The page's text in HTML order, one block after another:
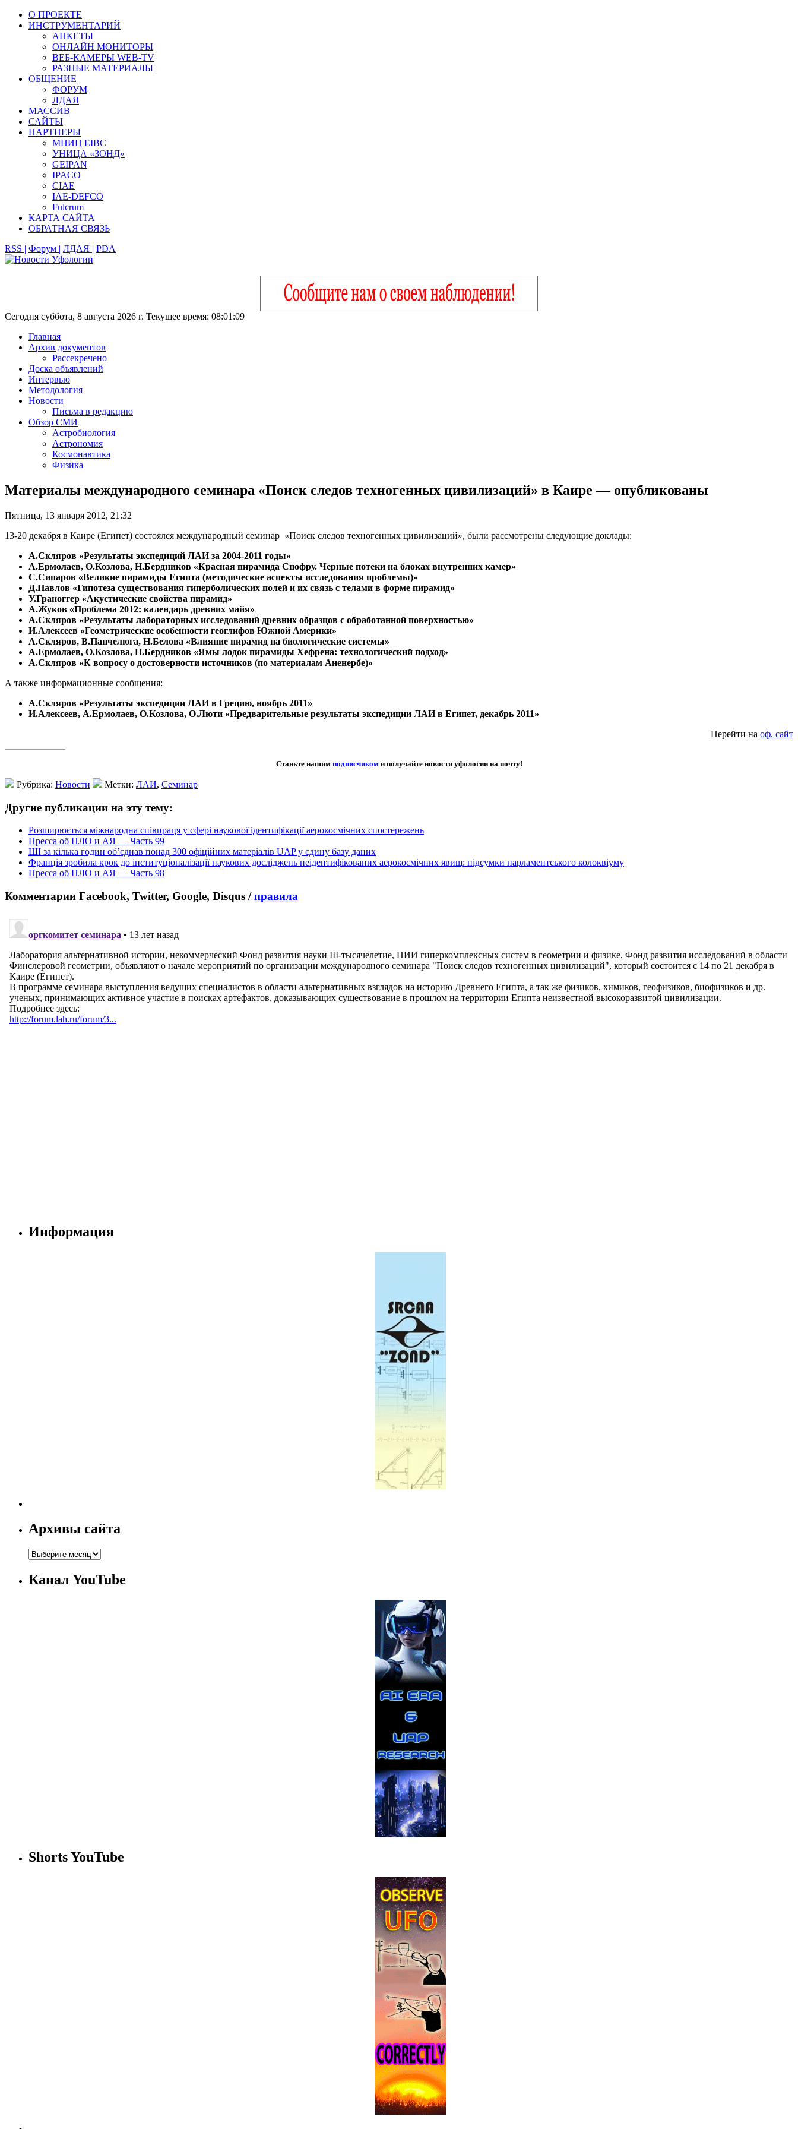
О ПРОЕКТЕ
ИНСТРУМЕНТАРИЙ
АНКЕТЫ
ОНЛАЙН МОНИТОРЫ
ВЕБ-КАМЕРЫ WEB-TV
РАЗНЫЕ МАТЕРИАЛЫ
ОБЩЕНИЕ
ФОРУМ
ЛДАЯ
МАССИВ
САЙТЫ
ПАРТНЕРЫ
МНИЦ EIBC
УНИЦА «ЗОНД»
GEIPAN
IPACO
CIAE
IAE-DEFCO
Fulcrum
КАРТА САЙТА
ОБРАТНАЯ СВЯЗЬ
RSS | Форум | ЛДАЯ | PDA
Сегодня суббота, 8 августа 2026 г. Текущее время: 08:01:10
Главная
Архив документов
Рассекречено
Доска объявлений
Интервью
Методология
Новости
Письма в редакцию
Обзор СМИ
Астробиология
Астрономия
Космонавтика
Физика
Материалы международного семинара «Поиск следов техногенных цивилизаций» в Каире — опубликованы
Пятница, 13 января 2012, 21:32
13-20 декабря в Каире (Египет) состоялся международный семинар «Поиск следов техногенных цивилизаций», были рассмотрены следующие доклады:
А.Скляров «Результаты экспедиций ЛАИ за 2004-2011 годы»
А.Ермолаев, О.Козлова, Н.Бердников «Красная пирамида Снофру. Черные потеки на блоках внутренних камер»
С.Сипаров «Великие пирамиды Египта (методические аспекты исследования проблемы)»
Д.Павлов «Гипотеза существования гиперболических полей и их связь с телами в форме пирамид»
У.Граноггер «Акустические свойства пирамид»
А.Жуков «Проблема 2012: календарь древних майя»
А.Скляров «Результаты лабораторных исследований древних образцов с обработанной поверхностью»
И.Алексеев «Геометрические особенности геоглифов Южной Америки»
А.Скляров, В.Панчелюга, Н.Белова «Влияние пирамид на биологические системы»
А.Ермолаев, О.Козлова, Н.Бердников «Ямы лодок пирамиды Хефрена: технологический подход»
А.Скляров «К вопросу о достоверности источников (по материалам Аненербе)»
А также информационные сообщения:
А.Скляров «Результаты экспедиции ЛАИ в Грецию, ноябрь 2011»
И.Алексеев, А.Ермолаев, О.Козлова, О.Люти «Предварительные результаты экспедиции ЛАИ в Египет, декабрь 2011»
Перейти на оф. сайт
Станьте нашим подписчикоми получайте новости уфологии на почту!
Рубрика: Новости Метки: ЛАИ, Семинар
Другие публикации на эту тему:
Розширюється міжнародна співпраця у сфері наукової ідентифікації аерокосмічних спостережень
Пресса об НЛО и АЯ — Часть 99
ШІ за кілька годин об’єднав понад 300 офіційних матеріалів UAP у єдину базу даних
Франція зробила крок до інституціоналізації наукових досліджень неідентифікованих аерокосмічних явищ: підсумки парламентського колоквіуму
Пресса об НЛО и АЯ — Часть 98
Комментарии Facebook, Twitter, Google, Disqus /правила
Информация
Архивы сайта
Канал YouTube
Shorts YouTube